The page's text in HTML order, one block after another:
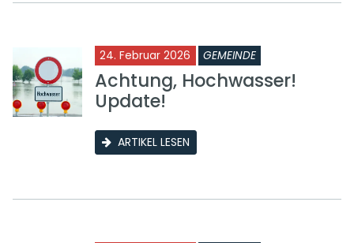
24. Februar 2026 GEMEINDE
Achtung, Hochwasser!
Update!
ARTIKEL LESEN